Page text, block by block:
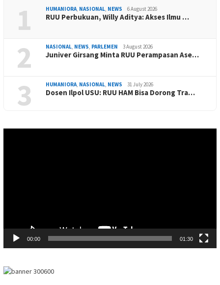
1 HUMANIORA NASIONAL NEWS 6 August 2026
RUU Perbukuan, Willy Aditya: Akses Ilmu …
2 NASIONAL NEWS PARLEMEN 3 August 2026
Juniver Girsang Minta RUU Perampasan Ase…
3 HUMANIORA NASIONAL NEWS 31 July 2026
Dosen Ilpol USU: RUU HAM Bisa Dorong Tra…
00:00 01:30